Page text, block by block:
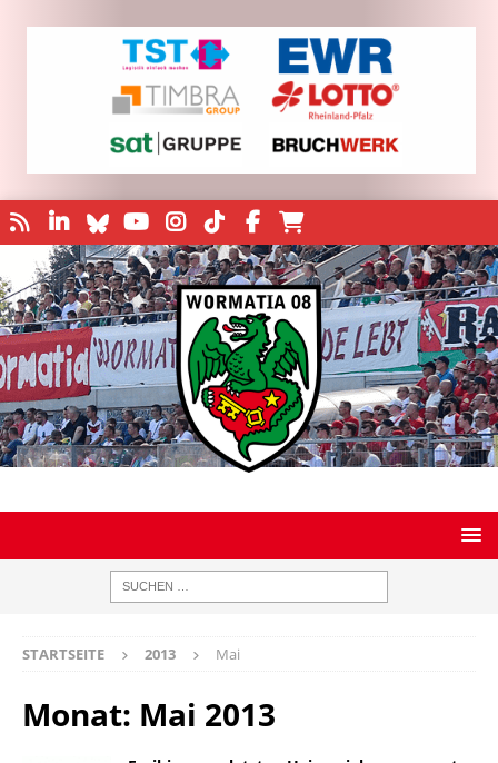
STARTSEITE 2013 Mai
Monat: Mai 2013